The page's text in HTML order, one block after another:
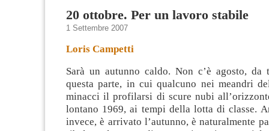
20 ottobre. Per un lavoro stabile
1 Settembre 2007
Loris Campetti
Sarà un autunno caldo. Non c’è agosto, da
questa parte, in cui qualcuno nei meandri
minacci il profilarsi di scure nubi
lontano 1969, ai tempi della lotta di classe.
invece, è arrivato l’autunno, è naturalmente